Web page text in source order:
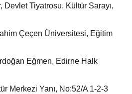
Devlet Tiyatrosu, Kültür Sarayı,
Çeçen Üniversitesi, Eğitim
Eğmen, Edirne Halk
Merkezi Yanı, No:52/A 1-2-3